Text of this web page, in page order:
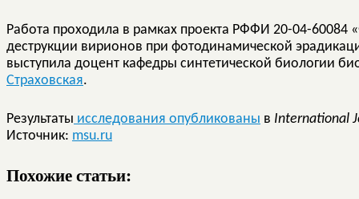
Работа проходила в рамках проекта РФФИ 20-04-
деструкции вирионов при фотодинамической
выступила доцент кафедры синтетической биологии
Страховская.
Результаты исследования опубликованы в International
Источник: msu.ru
Похожие статьи: